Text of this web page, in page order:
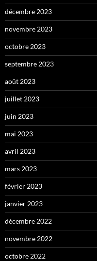
décembre 2023
novembre 2023
octobre 2023
septembre 2023
août 2023
juillet 2023
juin 2023
mai 2023
avril 2023
mars 2023
février 2023
janvier 2023
décembre 2022
novembre 2022
octobre 2022